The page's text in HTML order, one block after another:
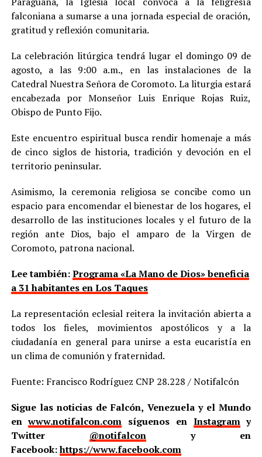
falconiana a sumarse a una jornada especial de oración,
gratitud y reflexión comunitaria.
La celebración litúrgica tendrá lugar el domingo 09 de
agosto, a las 9:00 a.m., en las instalaciones de la
Catedral Nuestra Señora de Coromoto. La liturgia estará
encabezada por Monseñor Luis Enrique Rojas Ruiz,
Obispo de Punto Fijo.
Este encuentro espiritual busca rendir homenaje a más
de cinco siglos de historia, tradición y devoción en el
territorio peninsular.
Asimismo, la ceremonia religiosa se concibe como un
espacio para encomendar el bienestar de los hogares, el
desarrollo de las instituciones locales y el futuro de la
región ante Dios, bajo el amparo de la Virgen de
Coromoto, patrona nacional.
Lee también:Programa «La Mano de Dios» beneficia
a 31 habitantes en Los Taques
La representación eclesial reitera la invitación abierta a
todos los fieles, movimientos apostólicos y a la
ciudadanía en general para unirse a esta eucaristía en
un clima de comunión y fraternidad.
Fuente: Francisco Rodríguez CNP 28.228 / Notifalcón
Sigue las noticias de Falcón, Venezuela y el Mundo
enwww.notifalcon.com síguenos en Instagramy
Twitter @notifalcony en
Facebook:https://www.facebook.com